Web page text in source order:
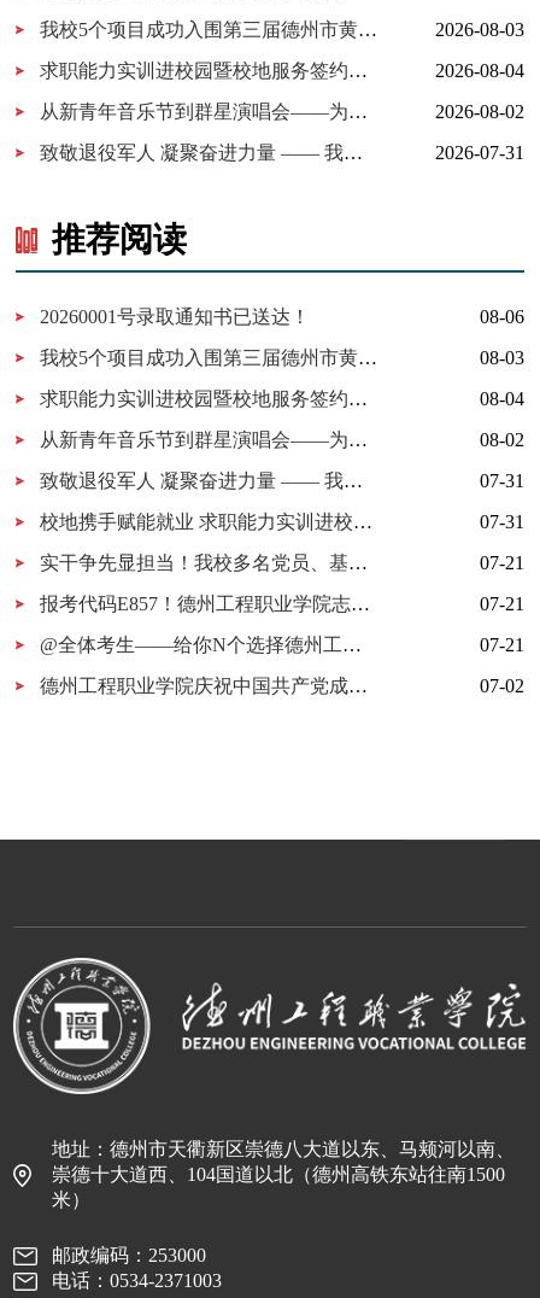
我校5个项目成功入围第三届德州市黄炎培职业教育创新创业大赛决...
2026-08-03
求职能力实训进校园暨校地服务签约仪式在我校举行
2026-08-04
从新青年音乐节到群星演唱会——为什么又是德工？
2026-08-02
致敬退役军人 凝聚奋进力量 —— 我校开展 “八一建军节” 拥军茶...
2026-07-31
推荐阅读
20260001号录取通知书已送达！
08-06
我校5个项目成功入围第三届德州市黄炎培职业教育创新创业大赛决赛
08-03
求职能力实训进校园暨校地服务签约仪式在我校举行
08-04
从新青年音乐节到群星演唱会——为什么又是德工？
08-02
致敬退役军人 凝聚奋进力量 —— 我校开展 “八一建军节” 拥军茶话会
07-31
校地携手赋能就业 求职能力实训进校园暨校地服务签约仪式在我校顺利举行
07-31
实干争先显担当！我校多名党员、基层党组织获市级表彰！
07-21
报考代码E857！德州工程职业学院志愿填报指南
07-21
@全体考生——给你N个选择德州工程职业学院的理由
07-21
德州工程职业学院庆祝中国共产党成立105周年MV《旗帜》上线！用歌声唱响百年信仰！
07-02
地址：德州市天衢新区崇德八大道以东、马颊河以南、
崇德十大道西、104国道以北（德州高铁东站往南1500
米）
邮政编码：253000
电话：0534-2371003